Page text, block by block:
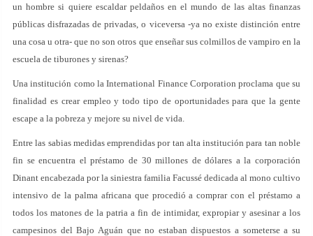
un hombre si quiere escaldar peldaños en el mundo de las altas finanzas
públicas disfrazadas de privadas, o viceversa -ya no existe distinción entre
una cosa u otra- que no son otros que enseñar sus colmillos de vampiro en la
escuela de tiburones y sirenas?
Una institución como la International Finance Corporation proclama que su
finalidad es crear empleo y todo tipo de oportunidades para que la gente
escape a la pobreza y mejore su nivel de vida.
Entre las sabias medidas emprendidas por tan alta institución para tan noble
fin se encuentra el préstamo de 30 millones de dólares a la corporación
Dinant encabezada por la siniestra familia Facussé dedicada al mono cultivo
intensivo de la palma africana que procedió a comprar con el préstamo a
todos los matones de la patria a fin de intimidar, expropiar y asesinar a los
campesinos del Bajo Aguán que no estaban dispuestos a someterse a su